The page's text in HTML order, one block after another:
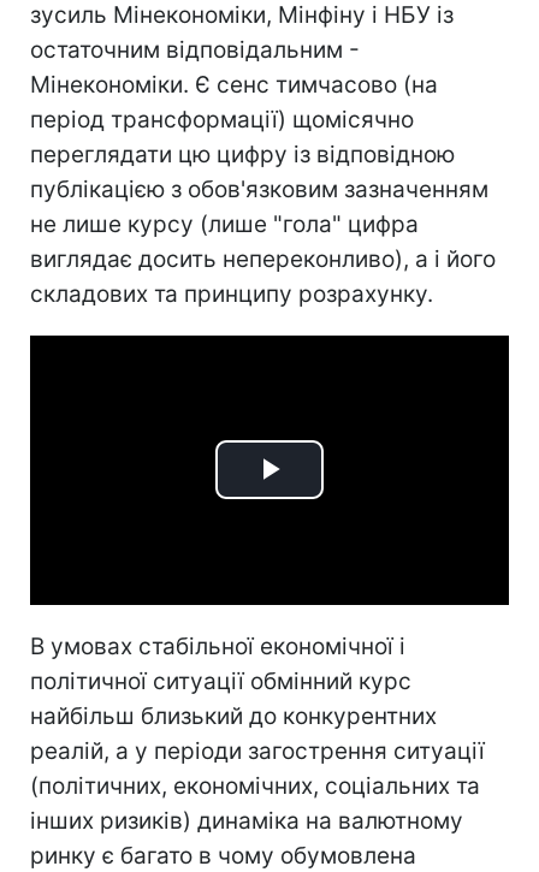
зусиль Мінекономіки, Мінфіну і НБУ із
остаточним відповідальним -
Мінекономіки. Є сенс тимчасово (на
період трансформації) щомісячно
переглядати цю цифру із відповідною
публікацією з обов'язковим зазначенням
не лише курсу (лише "гола" цифра
виглядає досить непереконливо), а і його
складових та принципу розрахунку.
Play
В умовах стабільної економічної і
політичної ситуації обмінний курс
найбільш близький до конкурентних
реалій, а у періоди загострення ситуації
(політичних, економічних, соціальних та
інших ризиків) динаміка на валютному
ринку є багато в чому обумовлена